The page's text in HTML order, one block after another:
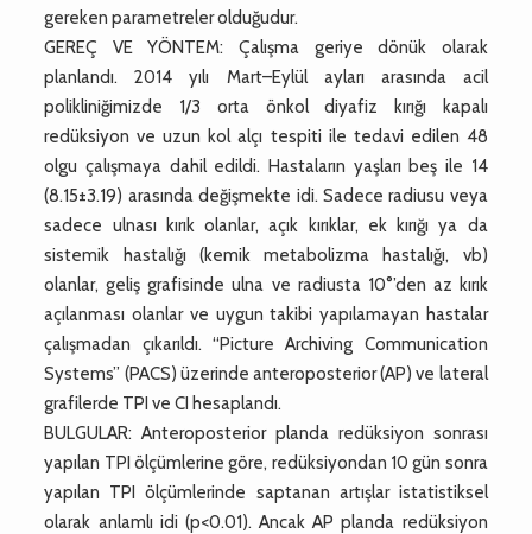
gereken parametreler olduğudur.
GEREÇ VE YÖNTEM: Çalışma geriye dönük olarak
planlandı. 2014 yılı Mart–Eylül ayları arasında acil
polikliniğimizde 1/3 orta önkol diyafiz kırığı kapalı
redüksiyon ve uzun kol alçı tespiti ile tedavi edilen 48
olgu çalışmaya dahil edildi. Hastaların yaşları beş ile 14
(8.15±3.19) arasında değişmekte idi. Sadece radiusu veya
sadece ulnası kırık olanlar, açık kırıklar, ek kırığı ya da
sistemik hastalığı (kemik metabolizma hastalığı, vb)
olanlar, geliş grafisinde ulna ve radiusta 10°’den az kırık
açılanması olanlar ve uygun takibi yapılamayan hastalar
çalışmadan çıkarıldı. “Picture Archiving Communication
Systems” (PACS) üzerinde anteroposterior (AP) ve lateral
grafilerde TPI ve CI hesaplandı.
BULGULAR: Anteroposterior planda redüksiyon sonrası
yapılan TPI ölçümlerine göre, redüksiyondan 10 gün sonra
yapılan TPI ölçümlerinde saptanan artışlar istatistiksel
olarak anlamlı idi (p<0.01). Ancak AP planda redüksiyon